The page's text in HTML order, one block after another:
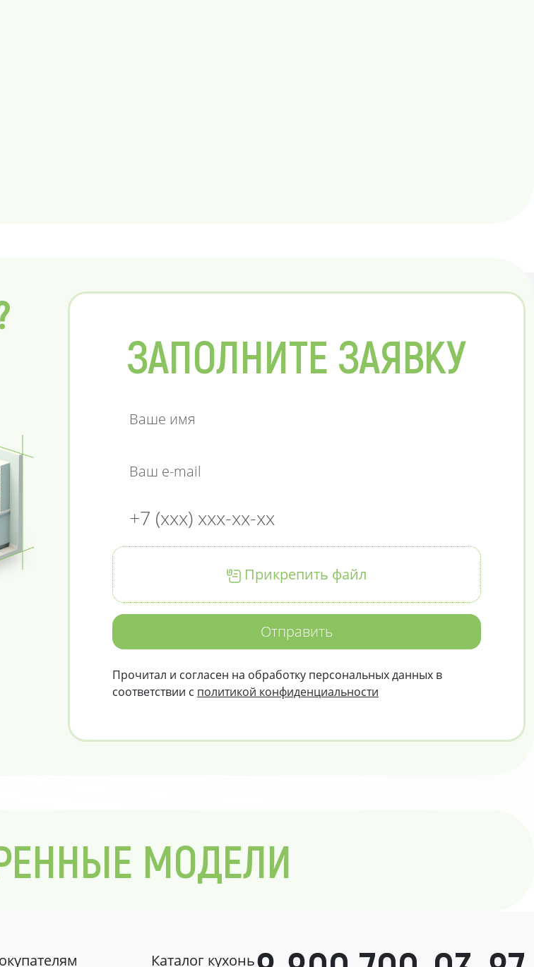
ЗАПОЛНИТЕ ЗАЯВКУ
Прикрепить файл
Отправить
Прочитал и согласен на обработку персональных данных в
соответствии с политикой конфиденциальности
МОДЕЛИ
Каталог кухонь